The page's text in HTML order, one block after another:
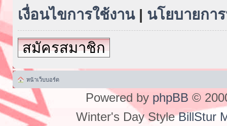
เงื่อนไขการใช้งาน| นโยบายกา
สมัครสมาชิก
หน้าเว็บบอร์ด
Powered by phpBB ©
Winter's Day StyleBillStur